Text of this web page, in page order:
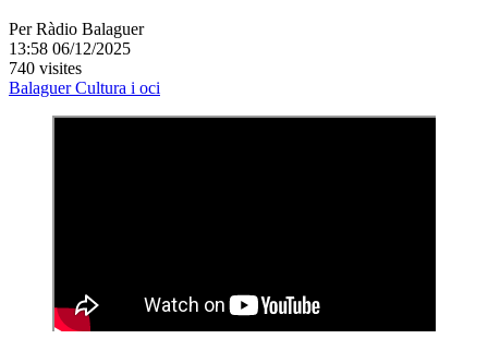
Per Ràdio Balaguer
13:58 06/12/2025
740 visites
BalaguerCultura i oci